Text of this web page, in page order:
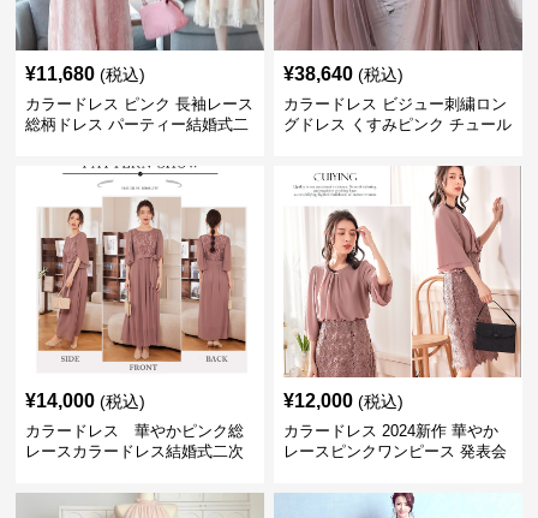
¥11,680 (税込)
カラードレス ピンク 長袖レース
総柄ドレス パーティー結婚式二
¥38,640 (税込)
カラードレス ビジュー刺繍ロン
グドレス くすみピンク チュール
¥14,000 (税込)
カラードレス 華やかピンク総
レースカラードレス結婚式二次
¥12,000 (税込)
カラードレス 2024新作 華やか
レースピンクワンピース 発表会